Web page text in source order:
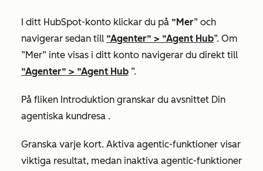
I ditt HubSpot-konto klickar du på ”Mer” och
navigerar sedan till ”Agenter” > ”Agent Hub”. Om
”Mer” inte visas i ditt konto navigerar du direkt till
”Agenter” > ”Agent Hub ”.
På fliken Introduktion granskar du avsnittet Din
agentiska kundresa .
Granska varje kort. Aktiva agentic-funktioner visar
viktiga resultat, medan inaktiva agentic-funktioner